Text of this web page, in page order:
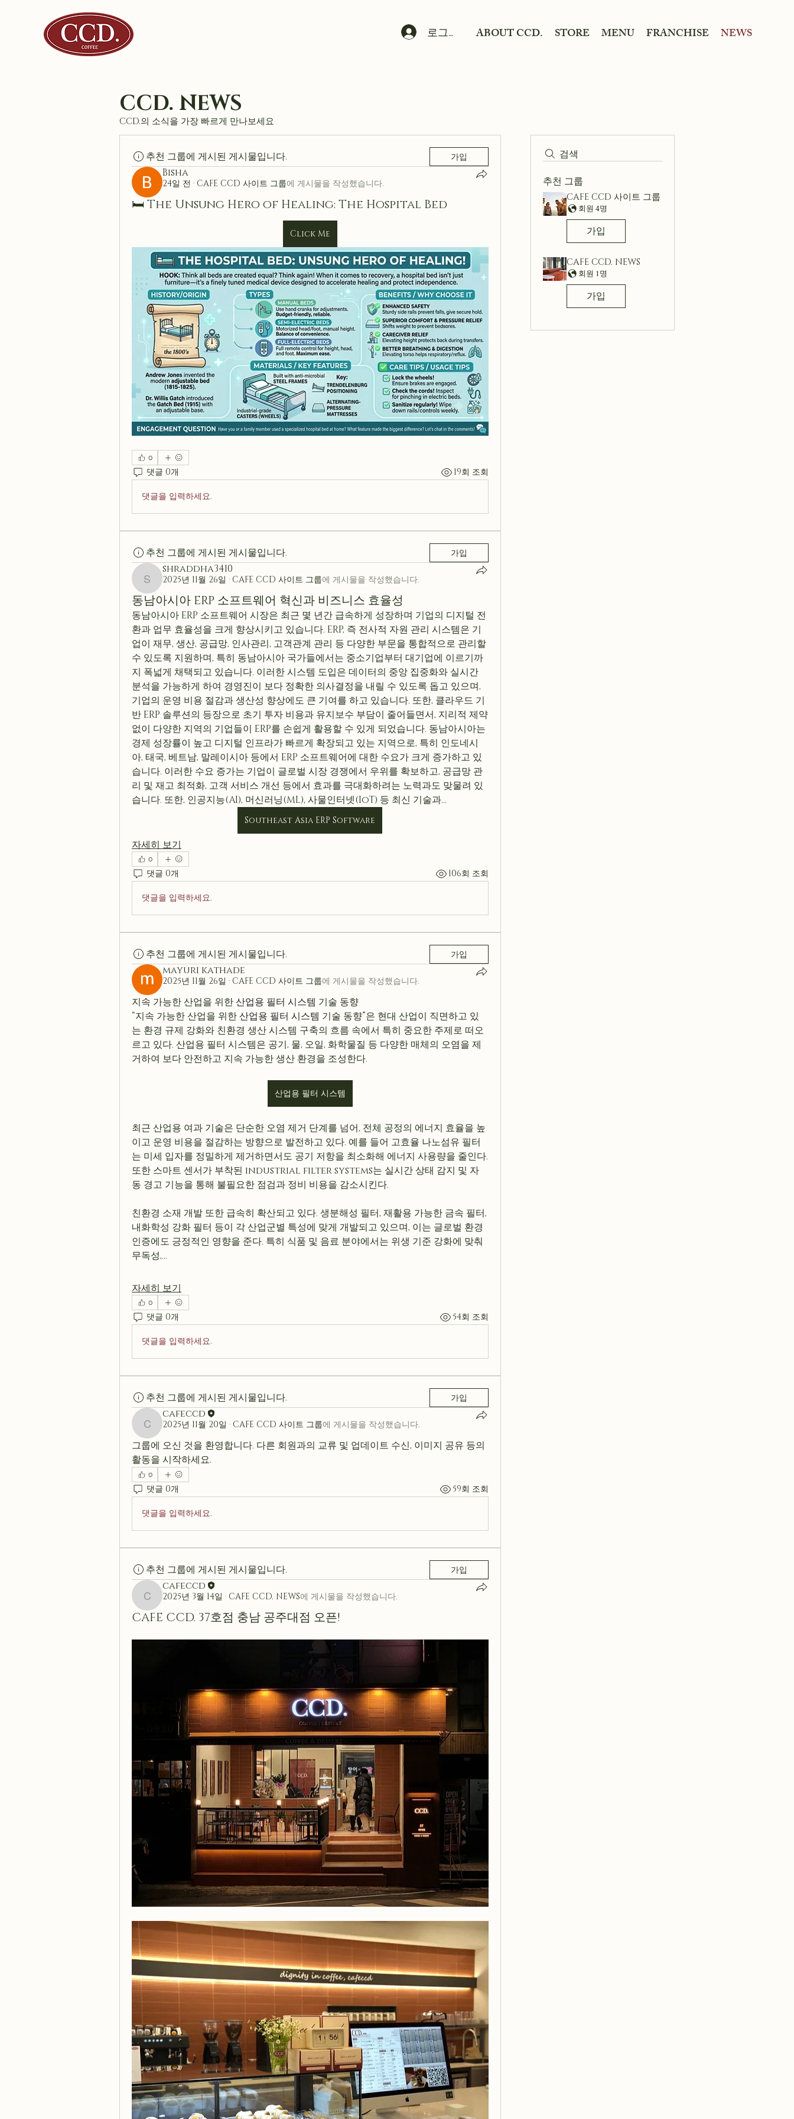
ABOUT CCD. STORE MENU FRANCHISE NEWS
로그인
CCD. NEWS
CCD.의 소식을 가장 빠르게 만나보세요
검색
추천 그룹
CAFE CCD 사이트 그룹
회원 4명
가입
CAFE CCD. NEWS
회원 1명
가입
추천 그룹에 게시된 게시물입니다. 가입
Bisha
24일 전 · CAFE CCD 사이트 그룹에 게시물을 작성했습니다.
🛏️ The Unsung Hero of Healing: The Hospital Bed
Click Me
0
댓글 0개 19회 조회
댓글을 입력하세요.
추천 그룹에 게시된 게시물입니다. 가입
shraddha3410
shraddha3410
2025년 11월 26일 · CAFE CCD 사이트 그룹에 게시물을 작성했습니다.
동남아시아 ERP 소프트웨어 혁신과 비즈니스 효율성
동남아시아 ERP 소프트웨어 시장은 최근 몇 년간 급속하게 성장하며 기업의 디지털 전
환과 업무 효율성을 크게 향상시키고 있습니다. ERP, 즉 전사적 자원 관리 시스템은 기
업이 재무, 생산, 공급망, 인사관리, 고객관계 관리 등 다양한 부문을 통합적으로 관리할
수 있도록 지원하며, 특히 동남아시아 국가들에서는 중소기업부터 대기업에 이르기까
지 폭넓게 채택되고 있습니다. 이러한 시스템 도입은 데이터의 중앙 집중화와 실시간
분석을 가능하게 하여 경영진이 보다 정확한 의사결정을 내릴 수 있도록 돕고 있으며,
기업의 운영 비용 절감과 생산성 향상에도 큰 기여를 하고 있습니다. 또한, 클라우드 기
반 ERP 솔루션의 등장으로 초기 투자 비용과 유지보수 부담이 줄어들면서, 지리적 제약
없이 다양한 지역의 기업들이 ERP를 손쉽게 활용할 수 있게 되었습니다. 동남아시아는
경제 성장률이 높고 디지털 인프라가 빠르게 확장되고 있는 지역으로, 특히 인도네시
아, 태국, 베트남, 말레이시아 등에서 ERP 소프트웨어에 대한 수요가 크게 증가하고 있
습니다. 이러한 수요 증가는 기업이 글로벌 시장 경쟁에서 우위를 확보하고, 공급망 관
리 및 재고 최적화, 고객 서비스 개선 등에서 효과를 극대화하려는 노력과도 맞물려 있
습니다. 또한, 인공지능(AI), 머신러닝(ML), 사물인터넷(IoT) 등 최신 기술과…
Southeast Asia ERP Software
자세히 보기
0
댓글 0개 106회 조회
댓글을 입력하세요.
추천 그룹에 게시된 게시물입니다. 가입
mayuri kathade
2025년 11월 26일 · CAFE CCD 사이트 그룹에 게시물을 작성했습니다.
지속 가능한 산업을 위한 산업용 필터 시스템 기술 동향
“지속 가능한 산업을 위한 산업용 필터 시스템 기술 동향”은 현대 산업이 직면하고 있
는 환경 규제 강화와 친환경 생산 시스템 구축의 흐름 속에서 특히 중요한 주제로 떠오
르고 있다. 산업용 필터 시스템은 공기, 물, 오일, 화학물질 등 다양한 매체의 오염을 제
거하여 보다 안전하고 지속 가능한 생산 환경을 조성한다.
산업용 필터 시스템
최근 산업용 여과 기술은 단순한 오염 제거 단계를 넘어, 전체 공정의 에너지 효율을 높
이고 운영 비용을 절감하는 방향으로 발전하고 있다. 예를 들어 고효율 나노섬유 필터
는 미세 입자를 정밀하게 제거하면서도 공기 저항을 최소화해 에너지 사용량을 줄인다.
또한 스마트 센서가 부착된 industrial filter systems는 실시간 상태 감지 및 자
동 경고 기능을 통해 불필요한 점검과 정비 비용을 감소시킨다.
친환경 소재 개발 또한 급속히 확산되고 있다. 생분해성 필터, 재활용 가능한 금속 필터,
내화학성 강화 필터 등이 각 산업군별 특성에 맞게 개발되고 있으며, 이는 글로벌 환경
인증에도 긍정적인 영향을 준다. 특히 식품 및 음료 분야에서는 위생 기준 강화에 맞춰
무독성,…
자세히 보기
0
댓글 0개 54회 조회
댓글을 입력하세요.
추천 그룹에 게시된 게시물입니다. 가입
cafeccd
cafeccd
2025년 11월 20일 · CAFE CCD 사이트 그룹에 게시물을 작성했습니다.
그룹에 오신 것을 환영합니다. 다른 회원과의 교류 및 업데이트 수신, 이미지 공유 등의
활동을 시작하세요.
0
댓글 0개 59회 조회
댓글을 입력하세요.
추천 그룹에 게시된 게시물입니다. 가입
cafeccd
cafeccd
2025년 3월 14일 · CAFE CCD. NEWS에 게시물을 작성했습니다.
CAFE CCD. 37호점 충남 공주대점 오픈!